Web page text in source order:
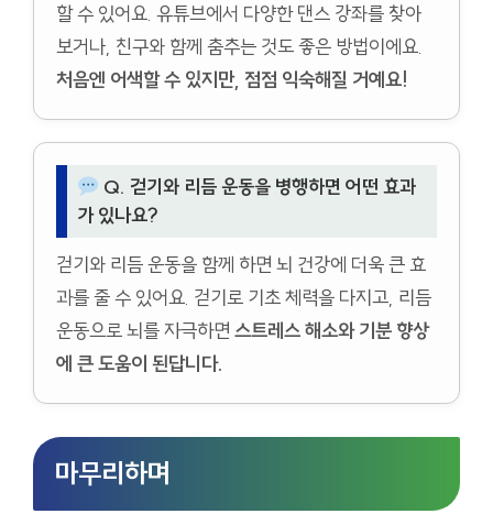
할 수 있어요. 유튜브에서 다양한 댄스 강좌를 찾아
보거나, 친구와 함께 춤추는 것도 좋은 방법이에요.
처음엔 어색할 수 있지만, 점점 익숙해질 거예요!
Q. 걷기와 리듬 운동을 병행하면 어떤 효과
가 있나요?
걷기와 리듬 운동을 함께 하면 뇌 건강에 더욱 큰 효
과를 줄 수 있어요. 걷기로 기초 체력을 다지고, 리듬
운동으로 뇌를 자극하면 스트레스 해소와 기분 향상
에 큰 도움이 된답니다.
마무리하며